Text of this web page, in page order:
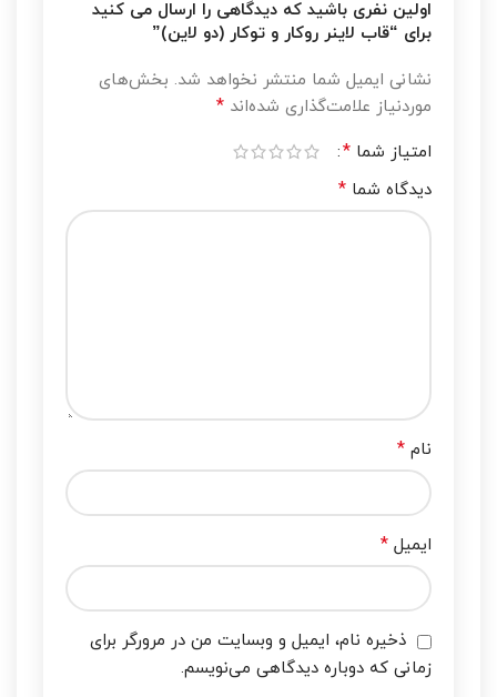
اولین نفری باشید که دیدگاهی را ارسال می کنید
برای “قاب لاینر روکار و توکار (دو لاین)”
نشانی ایمیل شما منتشر نخواهد شد. بخش‌های
موردنیاز علامت‌گذاری شده‌اند *
امتیاز شما *
دیدگاه شما *
نام *
ایمیل *
ذخیره نام، ایمیل و وبسایت من در مرورگر برای
زمانی که دوباره دیدگاهی می‌نویسم.